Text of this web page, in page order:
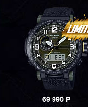
69 990P